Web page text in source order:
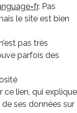
. Pas
le site est bien
pas très
parfois des
ce lien, qui explique
ses données sur